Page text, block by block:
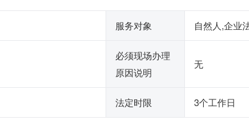
服务对象 自然人,企业
必须现场办理
原因说明
无
法定时限 3个工作日